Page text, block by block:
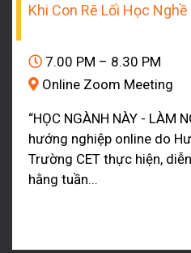
Khi Con Rẽ Lối Học Nghề
7.00 PM – 8.30 PM
Online Zoom Meeting
“HỌC NGÀNH NÀY - LÀM
hướng nghiệp online do
Trường CET thực hiện,
hằng tuần...